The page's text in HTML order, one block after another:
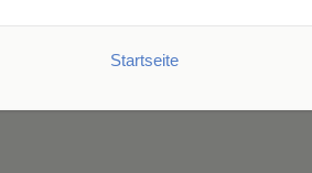
Startseite